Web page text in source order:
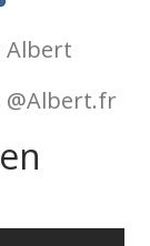
Albert
@Albert.fr